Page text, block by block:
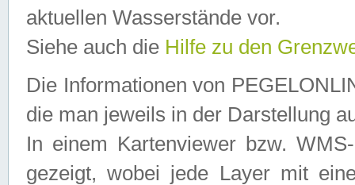
aktuellen Wasserstände vor.
Siehe auch die Hilfe zu den
Die Informationen von
die man jeweils in der Darstellung
In einem Kartenviewer bzw.
gezeigt, wobei jede Layer mit